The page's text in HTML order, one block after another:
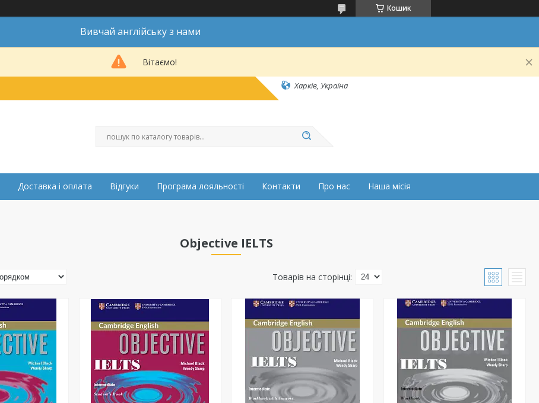
Кошик
Вивчай англійську з нами
Вітаємо!
Харків, Україна
Доставка і оплата Відгуки Програма лояльності Контакти Про нас Наша місія
Objective IELTS